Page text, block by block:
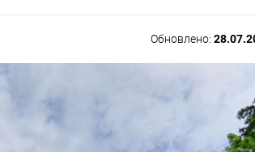
Обновлено: